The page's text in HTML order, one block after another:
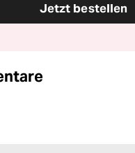
Jetzt bestellen